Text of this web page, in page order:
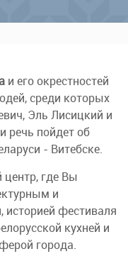
и его окрестностей
среди которых
Эль Лисицкий и
речь пойдет об
- Витебске.
центр, где Вы
и
историей фестиваля
кухней и
города.